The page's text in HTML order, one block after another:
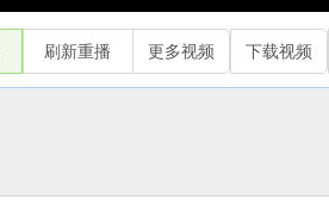
刷新重播 更多视频 下载视频